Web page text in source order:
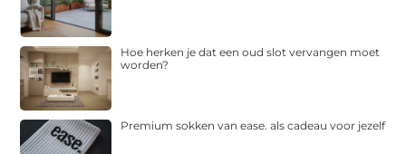
Hoe herken je dat een oud slot vervangen moet
worden?
Premium sokken van ease. als cadeau voor jezelf